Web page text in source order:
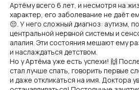
Артёму всего 6 лет, и несмотря на
характер, его заболевание не даёт
😔. У него сложный диагноз: аутизм,
центральной нервной системы и
алалия. Эти состояния мешают ему
и наслаждаться детством.
Но у Артёма уже есть успехи! 🙌
стал лучше спать, говорить первые
и даже откликаться на имя. Доктора